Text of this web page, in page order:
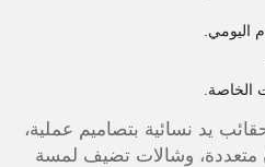
اليومي.
الخاصة.
يد نسائية بتصاميم عملية،
متعددة، وشالات تضيف لمسة